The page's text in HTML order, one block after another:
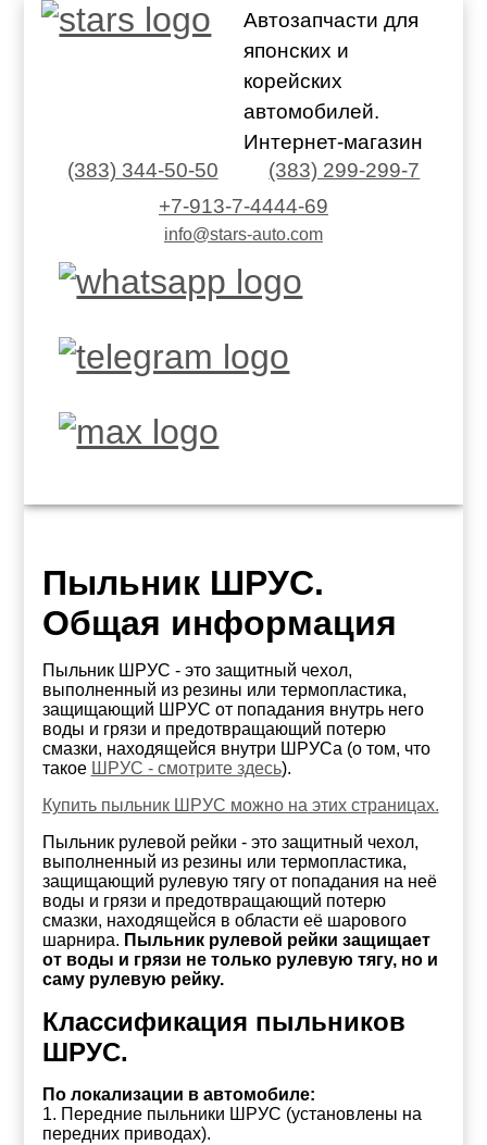
Автозапчасти для
японских и
корейских
автомобилей.
Интернет-магазин
(383) 344-50-50
(383) 299-299-7
+7-913-7-4444-69
info@stars-auto.com
Пыльник ШРУС.
Общая информация
Пыльник ШРУС - это защитный чехол,
выполненный из резины или термопластика,
защищающий ШРУС от попадания внутрь него
воды и грязи и предотвращающий потерю
смазки, находящейся внутри ШРУСа (о том, что
такое ШРУС - смотрите здесь).
Купить пыльник ШРУС можно на этих страницах.
Пыльник рулевой рейки - это защитный чехол,
выполненный из резины или термопластика,
защищающий рулевую тягу от попадания на неё
воды и грязи и предотвращающий потерю
смазки, находящейся в области её шарового
шарнира. Пыльник рулевой рейки защищает
от воды и грязи не только рулевую тягу, но и
саму рулевую рейку.
Классификация пыльников
ШРУС.
По локализации в автомобиле:
1. Передние пыльники ШРУС (установлены на
передних приводах).